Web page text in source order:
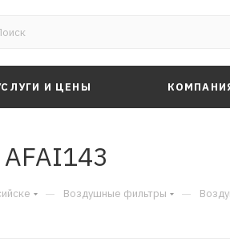
И ЦЕНЫ
— Воздушные фильтры —